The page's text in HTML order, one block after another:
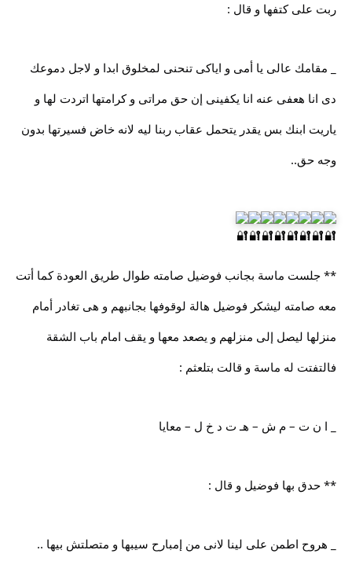
ربت على كتفها و قال :
_ مقامك عالى يا أمى و اياكى تنحنى لمخلوق ابدا و لاجل دموعك
دى انا هعفى عنه انا يكفينى إن حق مراتى و كرامتها اتردت لها و
ياريت ابنك بس يقدر يتحمل عقاب ربنا ليه لانه خاض فسيرتها بدون
وجه حق..
** جلست ماسة بجانب فوضيل صامته طوال طريق العودة كما أتت
معه صامته ليشكر فوضيل هالة لوقوفها بجانبهم و هى تغادر أمام
منزلها ليصل إلى منزلهم و يصعد معها و يقف امام باب الشقة
فالتفتت له ماسة و قالت بتلعثم :
_ ا ن ت – م ش – هـ ت د خ ل – معايا
** حدق بها فوضيل و قال :
_ هروح اطمن على لينا لانى من إمبارح سيبها و متصلتش بيها ..